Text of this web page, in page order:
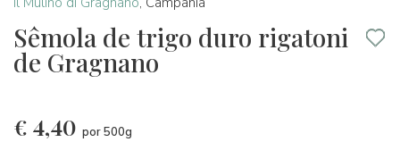
Sêmola de trigo duro rigatoni
de Gragnano
€ 4,40 por 500g